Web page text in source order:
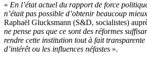
« En l’état actuel du rapport de force
n’était pas possible d’obtenir beaucoup mieux
Raphaël Glucksmann (S&D, socialistes)
ne pense pas que ce sont des réformes
rendre cette institution tout à fait
d’intérêt ou les influences néfastes ».